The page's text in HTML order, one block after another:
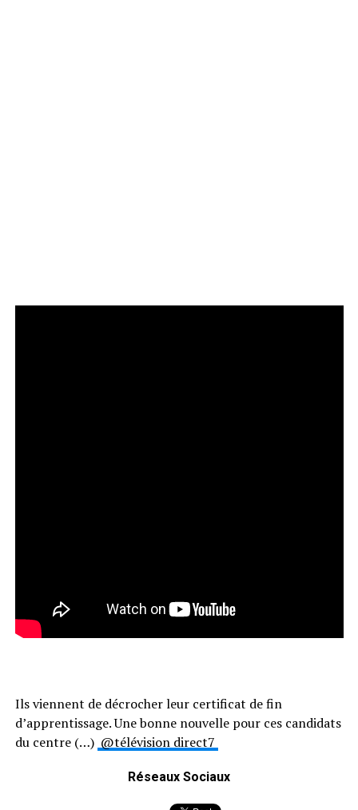
Ils viennent de décrocher leur certificat de fin
d’apprentissage. Une bonne nouvelle pour ces candidats
du centre (…) @télévision direct7
Réseaux Sociaux